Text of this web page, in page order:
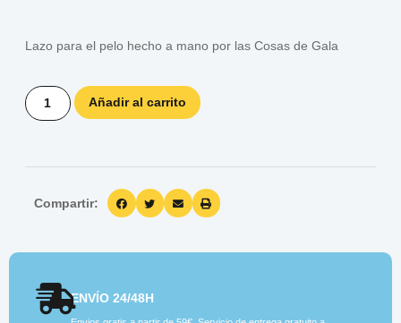
Lazo para el pelo hecho a mano por las Cosas de Gala
Añadir al carrito
Compartir:
ENVÍO 24/48H